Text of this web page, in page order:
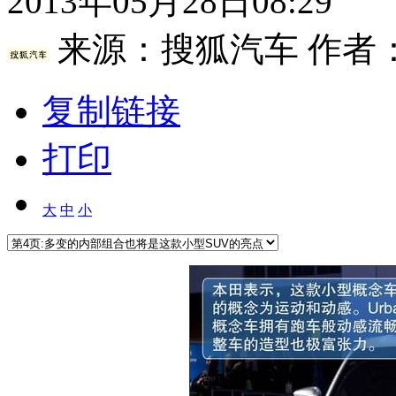
来源： 搜狐汽车 作者
复制链接
打印
大 中 小